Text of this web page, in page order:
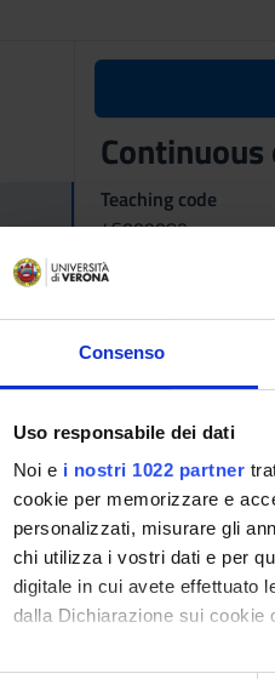
Consenso
Uso responsabile dei dati
Noi e i nostri 1022 partner
cookie per memorizzare e
personalizzati, misurare gli
chi utilizza i vostri dati e per
digitale in cui avete effettuato
dalla Dichiarazione sui cookie
Con il tuo consenso,
Teaching code
4S009080
The course is given by